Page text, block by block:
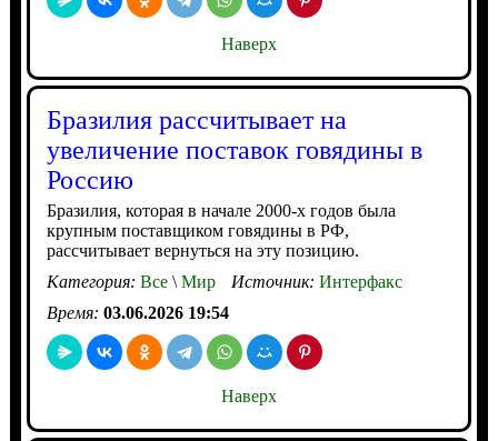
Наверх
Бразилия рассчитывает на
увеличение поставок говядины в
Россию
Бразилия, которая в начале 2000-х годов была
крупным поставщиком говядины в РФ,
рассчитывает вернуться на эту позицию.
Категория: Все\Мир Источник: Интерфакс
Время: 03.06.2026 19:54
Наверх